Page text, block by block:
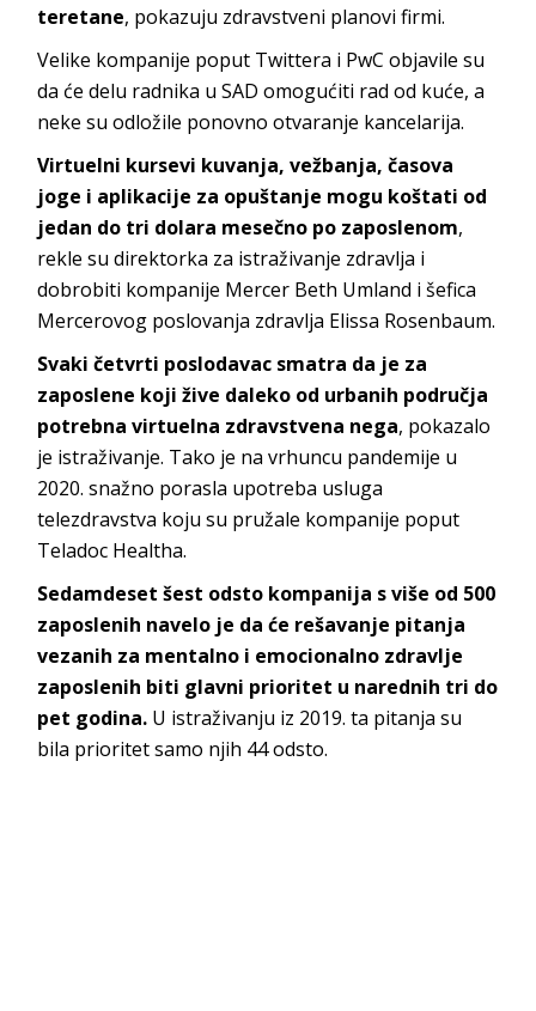
teretane, pokazuju zdravstveni planovi firmi.
Velike kompanije poput Twittera i PwC objavile su
da će delu radnika u SAD omogućiti rad od kuće, a
neke su odložile ponovno otvaranje kancelarija.
Virtuelni kursevi kuvanja, vežbanja, časova
joge i aplikacije za opuštanje mogu koštati od
jedan do tri dolara mesečno po zaposlenom,
rekle su direktorka za istraživanje zdravlja i
dobrobiti kompanije Mercer Beth Umland i šefica
Mercerovog poslovanja zdravlja Elissa Rosenbaum.
Svaki četvrti poslodavac smatra da je za
zaposlene koji žive daleko od urbanih područja
potrebna virtuelna zdravstvena nega, pokazalo
je istraživanje. Tako je na vrhuncu pandemije u
2020. snažno porasla upotreba usluga
telezdravstva koju su pružale kompanije poput
Teladoc Healtha.
Sedamdeset šest odsto kompanija s više od 500
zaposlenih navelo je da će rešavanje pitanja
vezanih za mentalno i emocionalno zdravlje
zaposlenih biti glavni prioritet u narednih tri do
pet godina. U istraživanju iz 2019. ta pitanja su
bila prioritet samo njih 44 odsto.